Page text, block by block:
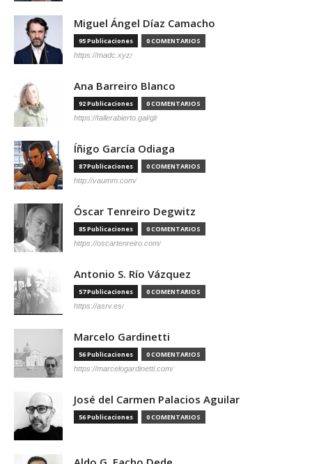
Miguel Ángel Díaz Camacho
95 Publicaciones 0 COMENTARIOS
https://madc.xyz/
Ana Barreiro Blanco
92 Publicaciones 0 COMENTARIOS
https://tallerabierto.gal/gl/
Íñigo García Odiaga
87 Publicaciones 0 COMENTARIOS
http://vaumm.com/
Óscar Tenreiro Degwitz
85 Publicaciones 0 COMENTARIOS
https://oscartenreiro.com/
Antonio S. Río Vázquez
57 Publicaciones 0 COMENTARIOS
https://asrv.es/
Marcelo Gardinetti
56 Publicaciones 0 COMENTARIOS
https://marcelogardinetti.com/
José del Carmen Palacios Aguilar
56 Publicaciones 0 COMENTARIOS